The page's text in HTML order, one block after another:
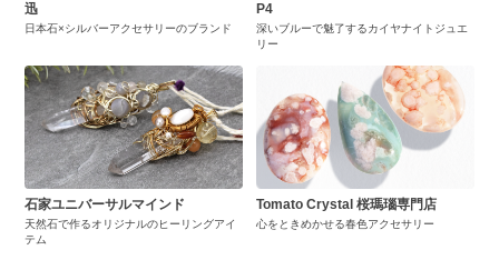
迅
日本石×シルバーアクセサリーのブランド
P4
深いブルーで魅了するカイヤナイトジュエ
リー
石家ユニバーサルマインド
天然石で作るオリジナルのヒーリングアイ
テム
Tomato Crystal 桜瑪瑙専門店
心をときめかせる春色アクセサリー